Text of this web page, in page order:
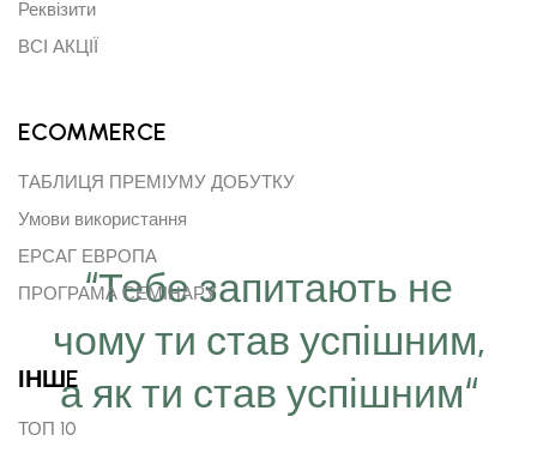
“Тебе запитають не
чому ти став успішним,
а як ти став успішним“
Реквізити
ВСІ АКЦІЇ
ECOMMERCE
ТАБЛИЦЯ ПРЕМІУМУ ДОБУТКУ
Умови використання
ЕРСАГ ЕВРОПА
ПРОГРАМА СЕМІНАРУ
ІНШE
ТОП 10